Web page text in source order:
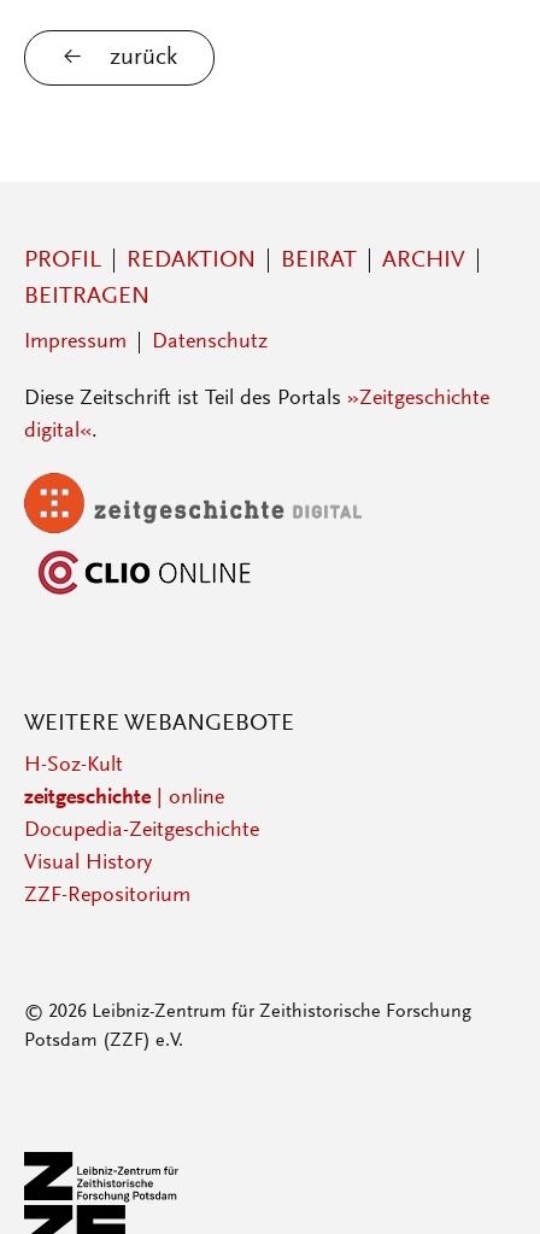
zurück
PROFIL REDAKTION BEIRAT
ARCHIV
BEITRAGEN
Impressum Datenschutz
Diese Zeitschrift ist Teil des Portals »Zeitgeschichte
digital«.
WEITERE WEBANGEBOTE
H-Soz-Kult
zeitgeschichte| online
Docupedia-Zeitgeschichte
Visual History
ZZF-Repositorium
© 2026 Leibniz-Zentrum für Zeithistorische Forschung
Potsdam (ZZF) e.V.